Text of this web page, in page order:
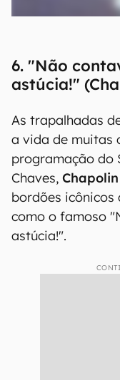
6. "Não
astúcia!"
As trapalhadas
a vida de muitas
programação do
Chaves, Chapolin
bordões icônicos
como o famoso
astúcia!".